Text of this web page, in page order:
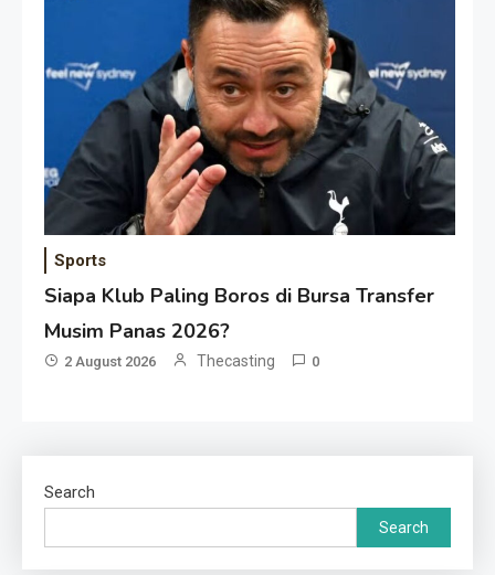
Sports
Siapa Klub Paling Boros di Bursa Transfer
Musim Panas 2026?
2 August 2026 Thecasting 0
Search
Search